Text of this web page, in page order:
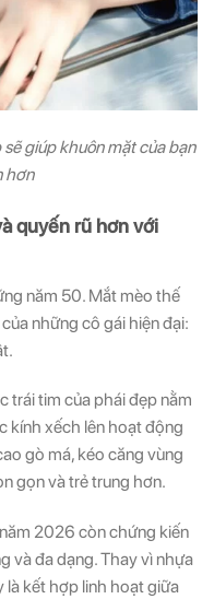
giúp khuôn mặt của bạn
hơn
quyến rũ hơn với
năm 50. Mắt mèo thế
những cô gái hiện đại:
trái tim của phái đẹp nằm
kính xếch lên hoạt động
gò má, kéo căng vùng
gọn và trẻ trung hơn.
2026 còn chứng kiến
và đa dạng. Thay vì nhựa
là kết hợp linh hoạt giữa